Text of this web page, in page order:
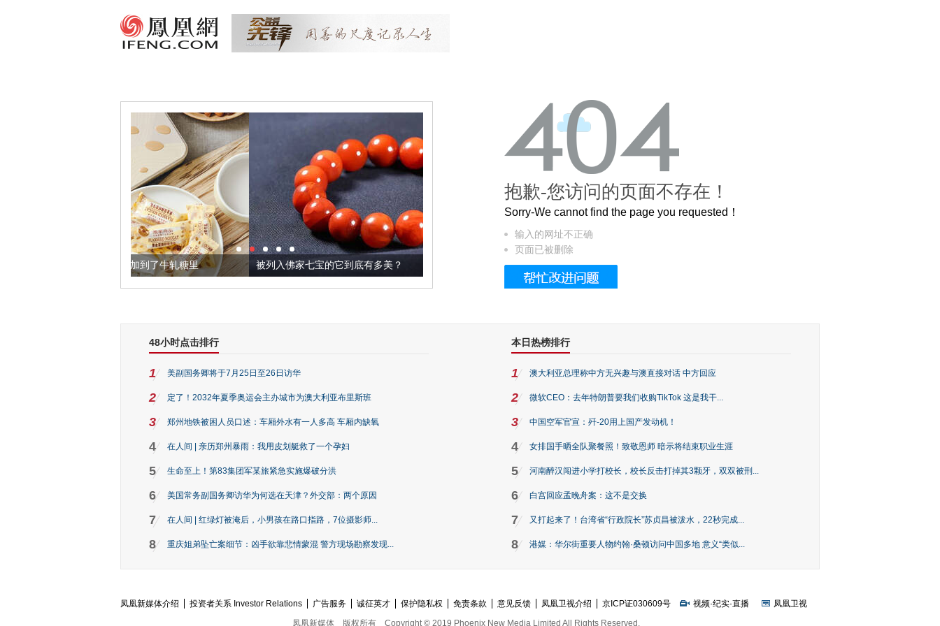
被列入佛家七宝的它到底有多美？ 这个3.2米的长卷，还原了600岁的紫禁城
抱歉-您访问的页面不存在！
Sorry-We cannot find the page you requested！
输入的网址不正确
页面已被删除
48小时点击排行
1 美副国务卿将于7月25日至26日访华
2 定了！2032年夏季奥运会主办城市为澳大利亚布里斯班
3 郑州地铁被困人员口述：车厢外水有一人多高 车厢内缺氧
4 在人间 | 亲历郑州暴雨：我用皮划艇救了一个孕妇
5 生命至上！第83集团军某旅紧急实施爆破分洪
6 美国常务副国务卿访华为何选在天津？外交部：两个原因
7 在人间 | 红绿灯被淹后，小男孩在路口指路，7位摄影师...
8 重庆姐弟坠亡案细节：凶手欲靠悲情蒙混 警方现场勘察发现...
本日热榜排行
1 澳大利亚总理称中方无兴趣与澳直接对话 中方回应
2 微软CEO：去年特朗普要我们收购TikTok 这是我干...
3 中国空军官宣：歼-20用上国产发动机！
4 女排国手晒全队聚餐照！致敬恩师 暗示将结束职业生涯
5 河南醉汉闯进小学打校长，校长反击打掉其3颗牙，双双被刑...
6 白宫回应孟晚舟案：这不是交换
7 又打起来了！台湾省“行政院长”苏贞昌被泼水，22秒完成...
8 港媒：华尔街重要人物约翰·桑顿访问中国多地 意义“类似...
凤凰新媒体介绍 投资者关系 Investor Relations 广告服务 诚征英才 保护隐私权 免责条款 意见反馈 凤凰卫视介绍 京ICP证030609号 视频·纪实·直播
凤凰卫视
凤凰新媒体
版权所有 Copyright © 2019 Phoenix New Media Limited All Rights Reserved.